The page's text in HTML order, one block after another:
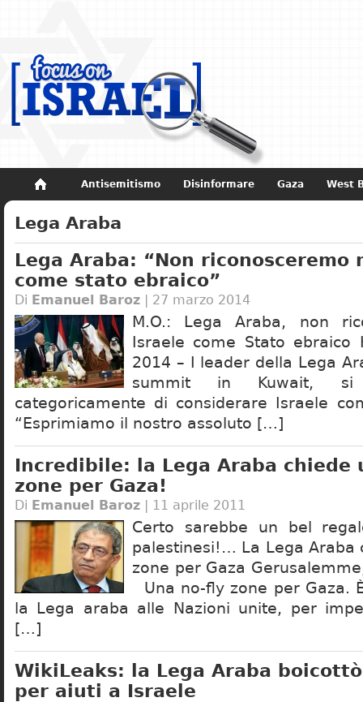
Antisemitismo Disinformare Gaza West
Non dimenticare
Lega Araba
Lega Araba: “Non riconosceremo
come stato ebraico”
Di Emanuel Baroz | 27 marzo 2014
M.O.: Lega Araba, non
Israele come Stato ebraico
2014 – I leader della Lega
summit in Kuwait, si
categoricamente di considerare Israele
“Esprimiamo il nostro assoluto […]
Incredibile: la Lega Araba chiede
zone per Gaza!
Di Emanuel Baroz | 11 aprile 2011
Certo sarebbe un bel
palestinesi!… La Lega Araba
zone per Gaza
Una no-fly zone per Gaza.
la Lega araba alle Nazioni unite, per
[…]
WikiLeaks: la Lega Araba
per aiuti a Israele